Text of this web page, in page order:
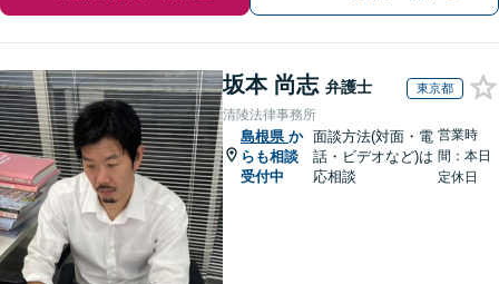
坂本 尚志 弁護士 東京都
清陵法律事務所
島根県 か
らも相談
受付中
面談方法(対面・電
話・ビデオなど)は
応相談
営業時
間：本日
定休日